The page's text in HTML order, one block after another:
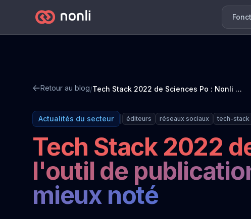
Retour au blog/ Tech Stack 2022 de Sciences Po : Nonli est l'outil de publication réseaux sociaux le mieux noté
Actualités du secteur éditeurs réseaux sociaux tech-stack
Tech Stack 2022
l'outil de
mieux noté